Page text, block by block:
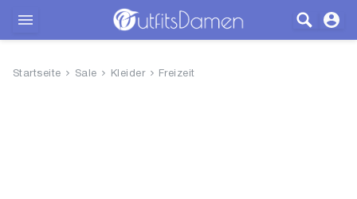
Startseite Sale Kleider Freizeit